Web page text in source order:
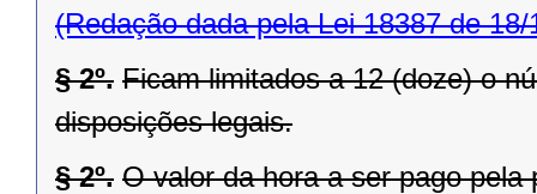
(Redação dada pela Lei 18387 de 18/
§ 2º. Ficam limitados a 12 (doze) o
disposições legais.
§ 2º. O valor da hora a ser pago